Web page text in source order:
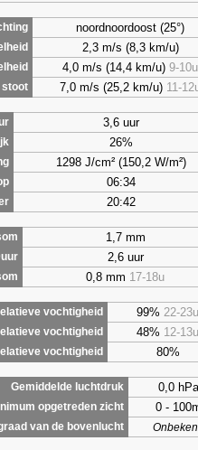
noordnoordoost (25°)
2,3 m/s (8,3 km/u)
4,0 m/s (14,4 km/u) 9-10u
stoot 7,0 m/s (25,2 km/u) 11-
3,6 uur
26%
1298 J/cm² (150,2 W/m²)
06:34
20:42
1,7 mm
2,6 uur
0,8 mm 17-18u
vochtigheid 99% 22-23u
vochtigheid 48% 12-13u
vochtigheid 80%
Gemiddelde luchtdruk 0,0 hPa
opgetreden zicht 0 -
van de bovenlucht